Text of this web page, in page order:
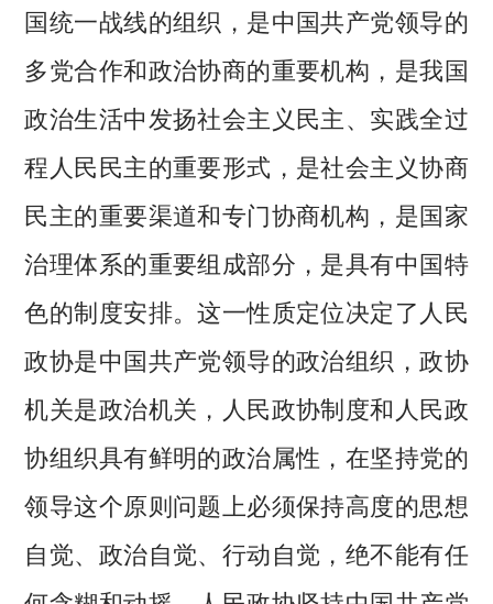
国统一战线的组织，是中国共产党领导的
多党合作和政治协商的重要机构，是我国
政治生活中发扬社会主义民主、实践全过
程人民民主的重要形式，是社会主义协商
民主的重要渠道和专门协商机构，是国家
治理体系的重要组成部分，是具有中国特
色的制度安排。这一性质定位决定了人民
政协是中国共产党领导的政治组织，政协
机关是政治机关，人民政协制度和人民政
协组织具有鲜明的政治属性，在坚持党的
领导这个原则问题上必须保持高度的思想
自觉、政治自觉、行动自觉，绝不能有任